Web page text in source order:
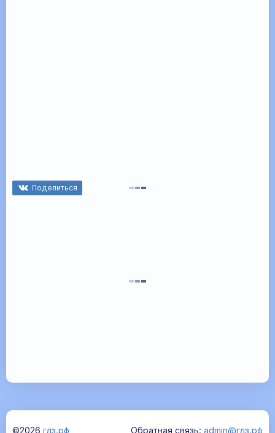
Поделиться
©2026 гдз.рф Обратная связь: admin@гдз.рф